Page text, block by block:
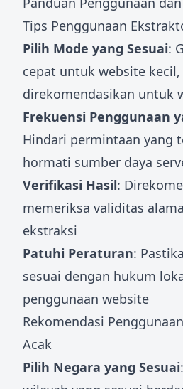
Tips Penggunaan
Pilih Mode yang Sesuai:
cepat untuk website
direkomendasikan untuk
Frekuensi Penggunaan
Hindari permintaan yang
hormati sumber daya
Verifikasi Hasil:
memeriksa validitas
ekstraksi
Patuhi Peraturan:
sesuai dengan hukum
penggunaan website
Rekomendasi
Acak
Pilih Negara yang Sesuai